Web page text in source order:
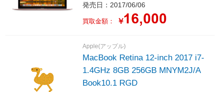
発売日：2017/06/06
買取金額： ￥
Apple(アップル)
MacBook Retina 12-inch 2017 i7-
1.4GHz 8GB 256GB MNYM2J/A
Book10.1 RGD